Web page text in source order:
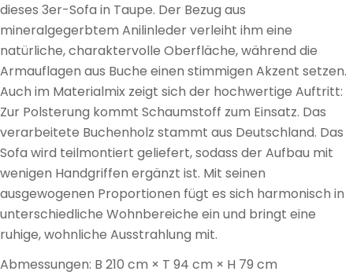
dieses 3er-Sofa in Taupe. Der Bezug aus
mineralgegerbtem Anilinleder verleiht ihm eine
natürliche, charaktervolle Oberfläche, während die
Armauflagen aus Buche einen stimmigen Akzent setzen.
Auch im Materialmix zeigt sich der hochwertige Auftritt:
Zur Polsterung kommt Schaumstoff zum Einsatz. Das
verarbeitete Buchenholz stammt aus Deutschland. Das
Sofa wird teilmontiert geliefert, sodass der Aufbau mit
wenigen Handgriffen ergänzt ist. Mit seinen
ausgewogenen Proportionen fügt es sich harmonisch in
unterschiedliche Wohnbereiche ein und bringt eine
ruhige, wohnliche Ausstrahlung mit.
Abmessungen: B 210 cm × T 94 cm × H 79 cm